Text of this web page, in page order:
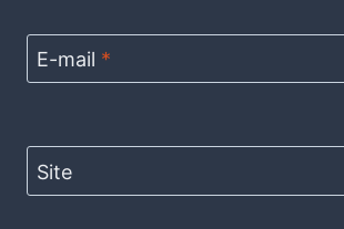
E-mail *
Site